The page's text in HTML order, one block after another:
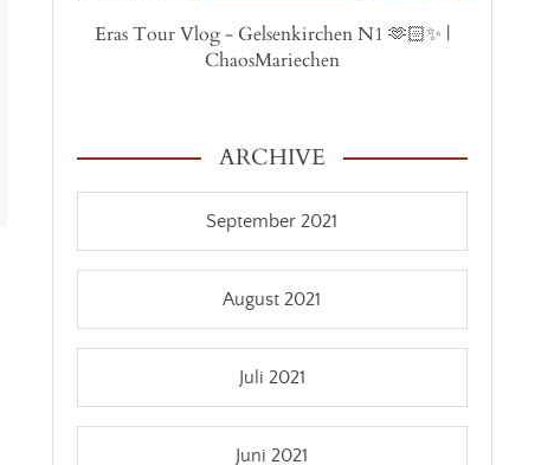
Eras Tour Vlog - Gelsenkirchen N1 🫶🏻✨ |
ChaosMariechen
ARCHIVE
September 2021
August 2021
Juli 2021
Juni 2021